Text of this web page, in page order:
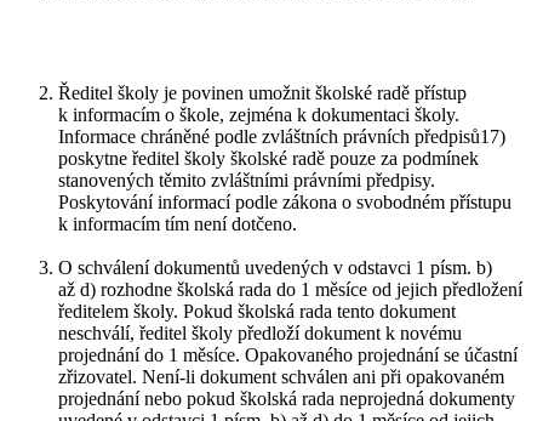
Ředitel školy je povinen umožnit školské radě přístup
k informacím o škole, zejména k dokumentaci školy.
Informace chráněné podle zvláštních právních předpisů17)
poskytne ředitel školy školské radě pouze za podmínek
stanovených těmito zvláštními právními předpisy.
Poskytování informací podle zákona o svobodném přístupu
k informacím tím není dotčeno.
O schválení dokumentů uvedených v odstavci 1 písm. b)
až d) rozhodne školská rada do 1 měsíce od jejich předložení
ředitelem školy. Pokud školská rada tento dokument
neschválí, ředitel školy předloží dokument k novému
projednání do 1 měsíce. Opakovaného projednání se účastní
zřizovatel. Není-li dokument schválen ani při opakovaném
projednání nebo pokud školská rada neprojedná dokumenty